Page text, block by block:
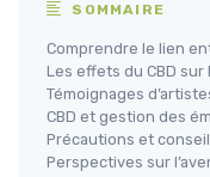
SOMMAIRE
Comprendre le lien
Les effets du CBD sur
Témoignages
CBD et gestion des
Précautions et
Perspectives sur